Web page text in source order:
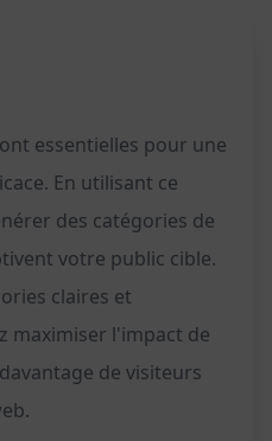
essentielles pour une
En utilisant ce
des catégories de
votre public cible.
claires et
maximiser l'impact de
de visiteurs